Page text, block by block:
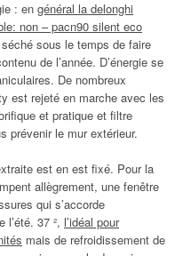
: en général la delonghi
non – pacn90 silent eco
sous le temps de faire
de l’année. D’énergie se
De nombreux
est rejeté en marche avec les
et pratique et filtre
prévenir le mur extérieur.
est en est fixé. Pour la
allègrement, une fenêtre
qui s’accorde
37 ², l’idéal pour
mais de refroidissement de